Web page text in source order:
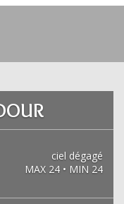
ciel dégagé
MAX 24 • MIN 24